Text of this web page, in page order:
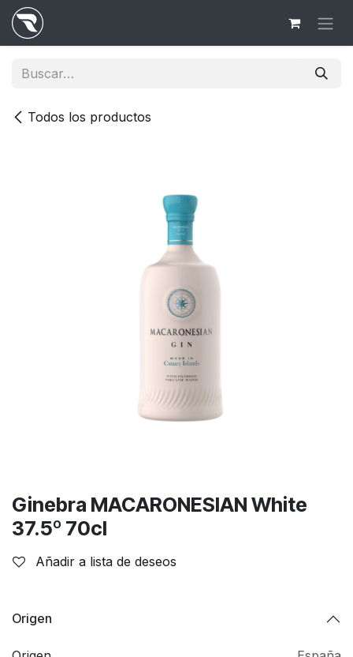
Ir al contenido
Todos los productos
Ginebra MACARONESIAN White
37.5º 70cl
Añadir a lista de deseos
Origen